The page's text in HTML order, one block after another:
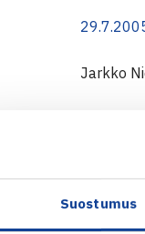
Suostumus
Jarkko